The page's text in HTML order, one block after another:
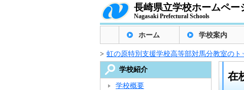
長崎県立学校ホームペー
Nagasaki Prefectural Schools
ホーム 学校案内
> 虹の原特別支援学校高等部対馬分教室のト
在
学校紹介
学校概要